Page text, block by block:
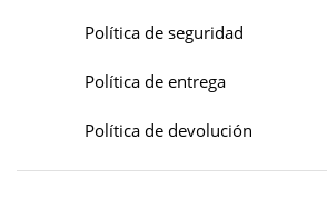
Política de seguridad
Política de entrega
Política de devolución